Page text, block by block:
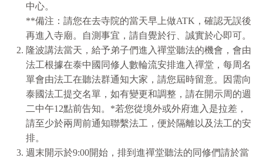
中⼼。
**備注：請您在去寺院的當天早上做ATK，確認⽆誤後
再進⼊寺廟。⾃測事宜，請⾃覺於⾏、誠實於⼼即可。
隆波講法當天，給予弟子們進入禪堂聽法的機會，會由
法工根據在泰中國同修人數輪流安排進入禪堂，每周名
單會由法工在聽法群通知大家，請您屆時留意。因需向
泰國法工提交名單，如有變更和調整，請在開示周的週
二中午12點前告知。*若您從境外或外府進入是拉差，
請至少於兩周前通知聯繫法工，便於隔離以及法工的安
排。
週末開示於9:00開始，排到進禪堂聽法的同修們請於當